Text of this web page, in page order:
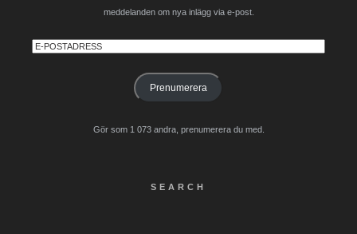
meddelanden om nya inlägg via e-post.
E-
Prenumerera
Gör som 1 073 andra, prenumerera du med.
SEARCH